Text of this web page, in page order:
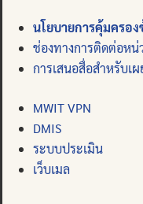
นโยบายการคุ้มครอ
ช่องทางการติดต่อหน่
การเสนอสื่อสำหรับเ
MWIT VPN
DMIS
ระบบประเมิน
เว็บเมล